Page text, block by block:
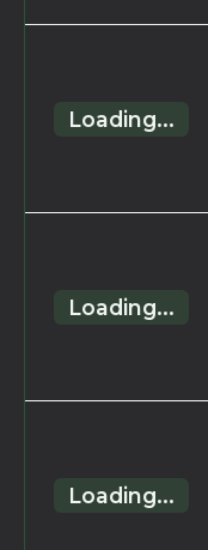
Loading...
Loading...
Loading...